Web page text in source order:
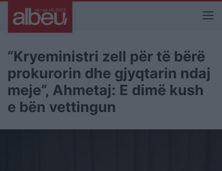
“Kryeministri zell për të bërë
prokurorin dhe gjyqtarin ndaj
meje”, Ahmetaj: E dimë kush
e bën vettingun